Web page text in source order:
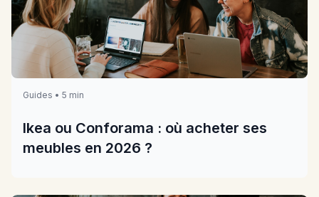
Guides • 5 min
Ikea ou Conforama : où acheter ses
meubles en 2026 ?